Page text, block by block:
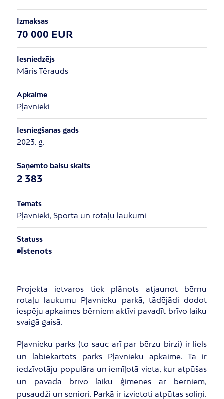
Izmaksas
70 000 EUR
Iesniedzējs
Māris Tērauds
Apkaime
Pļavnieki
Iesniegšanas gads
2023. g.
Saņemto balsu skaits
2 383
Temats
Pļavnieki, Sporta un rotaļu laukumi
Statuss
Īstenots
Projekta ietvaros tiek plānots atjaunot bērnu
rotaļu laukumu Pļavnieku parkā, tādējādi dodot
iespēju apkaimes bērniem aktīvi pavadīt brīvo laiku
svaigā gaisā.
Pļavnieku parks (to sauc arī par bērzu birzi) ir liels
un labiekārtots parks Pļavnieku apkaimē. Tā ir
iedzīvotāju populāra un iemīļotā vieta, kur atpūšas
un pavada brīvo laiku ģimenes ar bērniem,
pusaudži un seniori. Parkā ir izvietoti atpūtas soliņi.